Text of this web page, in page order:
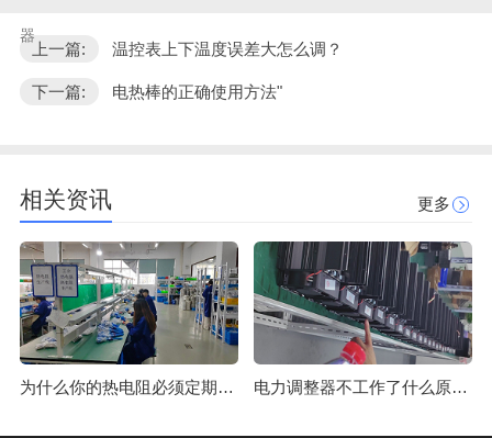
器
上一篇: 温控表上下温度误差大怎么调？
下一篇: 电热棒的正确使用方法"
相关资讯 更多
为什么你的热电阻必须定期校准？ 电力调整器不工作了什么原因？